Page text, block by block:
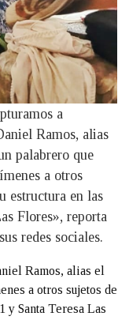
a
Ramos, alias
palabrero que
a otros
estructura en las
Flores», reporta
redes sociales.
Ramos, alias el
a otros sujetos de
y Santa Teresa Las